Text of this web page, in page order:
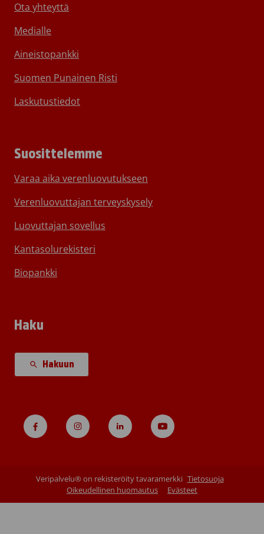
Ota yhteyttä
Medialle
Aineistopankki
Suomen Punainen Risti
Laskutustiedot
Suosittelemme
Varaa aika verenluovutukseen
Verenluovuttajan terveyskysely
Luovuttajan sovellus
Kantasolurekisteri
Biopankki
Haku
Hakuun
Veripalvelu® on rekisteröity tavaramerkki Tietosuoja
Oikeudellinen huomautus
Evästeet